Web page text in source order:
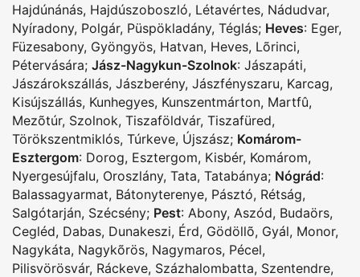
Hajdúnánás, Hajdúszoboszló, Létavértes, Nádudvar,
Nyíradony, Polgár, Püspökladány, Téglás; Heves: Eger,
Füzesabony, Gyöngyös, Hatvan, Heves, Lõrinci,
Pétervására; Jász-Nagykun-Szolnok: Jászapáti,
Jászárokszállás, Jászberény, Jászfényszaru, Karcag,
Kisújszállás, Kunhegyes, Kunszentmárton, Martfû,
Mezõtúr, Szolnok, Tiszaföldvár, Tiszafüred,
Törökszentmiklós, Túrkeve, Újszász; Komárom-
Esztergom: Dorog, Esztergom, Kisbér, Komárom,
Nyergesújfalu, Oroszlány, Tata, Tatabánya; Nógrád:
Balassagyarmat, Bátonyterenye, Pásztó, Rétság,
Salgótarján, Szécsény; Pest: Abony, Aszód, Budaörs,
Cegléd, Dabas, Dunakeszi, Érd, Gödöllõ, Gyál, Monor,
Nagykáta, Nagykõrös, Nagymaros, Pécel,
Pilisvörösvár, Ráckeve, Százhalombatta, Szentendre,